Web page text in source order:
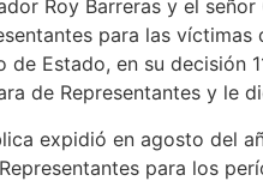
Roy Barreras y el
para las
de Estado, en su
de Representantes y le
expidió en agosto del
para los